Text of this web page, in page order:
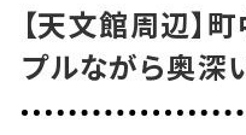
無
【天文館周辺】
プルながら奥深